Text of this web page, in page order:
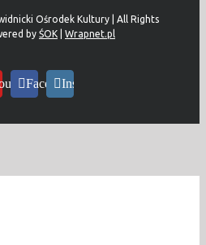
Ośrodek Kultury | All Rights
by ŚOK Wrapnet.pl
FacebookInstagram